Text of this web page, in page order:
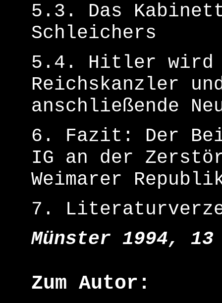
5.3. Das
Schleichers
5.4. Hitler wird
Reichskanzler
anschließende
6. Fazit: Der
IG an der
Weimarer
7.
Münster 1994,
Zum Autor: